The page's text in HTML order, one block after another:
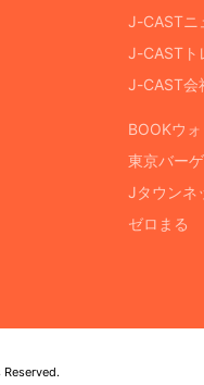
J-CASTニ
J-CASTト
J-CAST会
BOOKウ
東京バー
Jタウンネ
ゼロまる